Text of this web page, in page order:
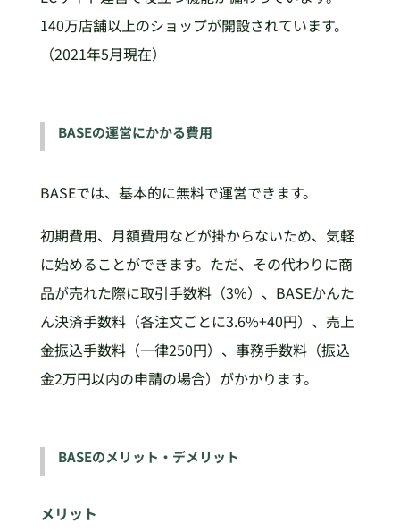
140万店舗以上のショップが開設されています。
（2021年5月現在）
BASEの運営にかかる費用
BASEでは、基本的に無料で運営できます。
初期費用、月額費用などが掛からないため、気軽
に始めることができます。ただ、その代わりに商
品が売れた際に取引手数料（3%）、BASEかんた
ん決済手数料（各注文ごとに3.6%+40円）、売上
金振込手数料（一律250円）、事務手数料（振込
金2万円以内の申請の場合）がかかります。
BASEのメリット・デメリット
メリット